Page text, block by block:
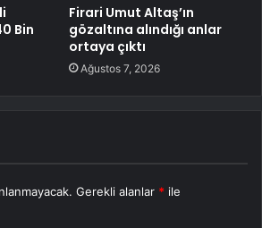
Bin
Firari Umut Altaş’ın
gözaltına alındığı anlar
ortaya çıktı
Ağustos 7, 2026
Gerekli alanlar * ile